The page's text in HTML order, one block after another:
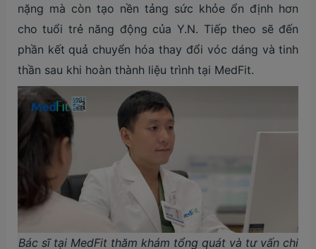
nặng mà còn tạo nền tảng sức khỏe ổn định hơn
cho tuổi trẻ năng động của Y.N. Tiếp theo sẽ đến
phần kết quả chuyển hóa thay đổi vóc dáng và tinh
thần sau khi hoàn thành liệu trình tại MedFit.
Bác sĩ tại MedFit thăm khám tổng quát và tư vấn chi